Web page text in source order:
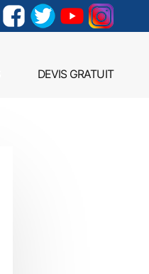
DEVIS GRATUIT